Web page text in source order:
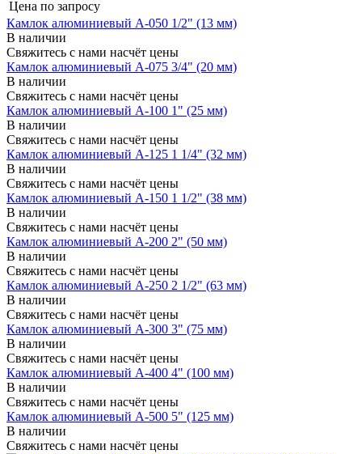
Цена по запросу
Камлок алюминиевый A-050 1/2" (13 мм)
В наличии
Свяжитесь с нами насчёт цены
Камлок алюминиевый A-075 3/4" (20 мм)
В наличии
Свяжитесь с нами насчёт цены
Камлок алюминиевый A-100 1" (25 мм)
В наличии
Свяжитесь с нами насчёт цены
Камлок алюминиевый A-125 1 1/4" (32 мм)
В наличии
Свяжитесь с нами насчёт цены
Камлок алюминиевый A-150 1 1/2" (38 мм)
В наличии
Свяжитесь с нами насчёт цены
Камлок алюминиевый A-200 2" (50 мм)
В наличии
Свяжитесь с нами насчёт цены
Камлок алюминиевый A-250 2 1/2" (63 мм)
В наличии
Свяжитесь с нами насчёт цены
Камлок алюминиевый A-300 3" (75 мм)
В наличии
Свяжитесь с нами насчёт цены
Камлок алюминиевый A-400 4" (100 мм)
В наличии
Свяжитесь с нами насчёт цены
Камлок алюминиевый A-500 5" (125 мм)
В наличии
Свяжитесь с нами насчёт цены